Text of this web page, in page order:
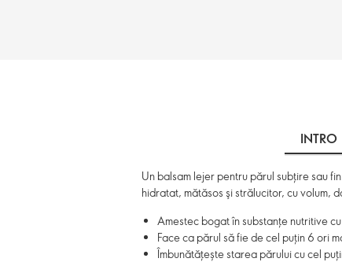
INTRO
Un balsam lejer pentru părul subţire sau
hidratat, mătăsos şi strălucitor, cu volum,
Amestec bogat în substanțe nutritive
Face ca părul să fie de cel puțin 6 ori
Îmbunătățește starea părului cu cel